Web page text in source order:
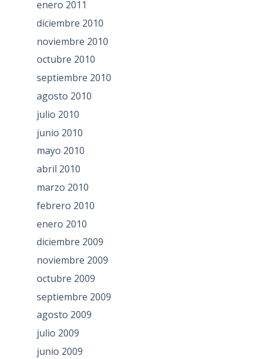
enero 2011
diciembre 2010
noviembre 2010
octubre 2010
septiembre 2010
agosto 2010
julio 2010
junio 2010
mayo 2010
abril 2010
marzo 2010
febrero 2010
enero 2010
diciembre 2009
noviembre 2009
octubre 2009
septiembre 2009
agosto 2009
julio 2009
junio 2009